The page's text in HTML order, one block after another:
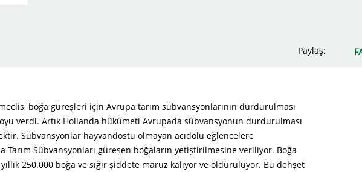
Paylaş:
boğa güreșleri için Avrupa tarım sübvansyonlarının durdurulması
verdi. Artık Hollanda hükümeti Avrupada sübvansyonun durdurulması
Sübvansyonlar hayvandostu olmayan acıdolu eğlencelere
Tarım Sübvansyonları güreșen boğaların yetiștirilmesine veriliyor. Boğa
250.000 boğa ve sığır șiddete maruz kalıyor ve öldürülüyor. Bu dehșet